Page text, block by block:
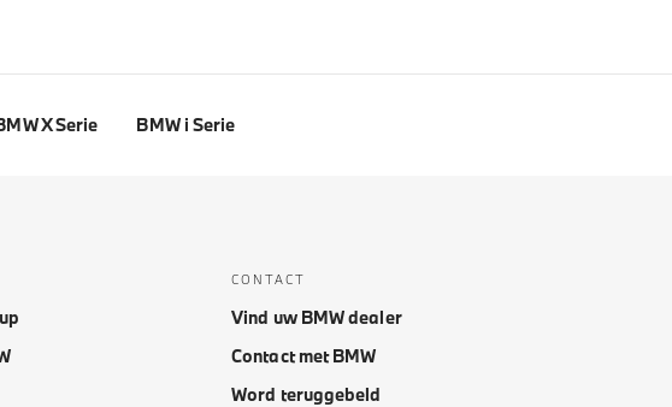
X Serie BMW i Serie
CONTACT
Vind uw BMW dealer
Contact met BMW
Word teruggebeld